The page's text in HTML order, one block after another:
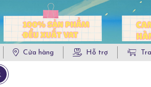
Cửa hàng Hỗ trợ